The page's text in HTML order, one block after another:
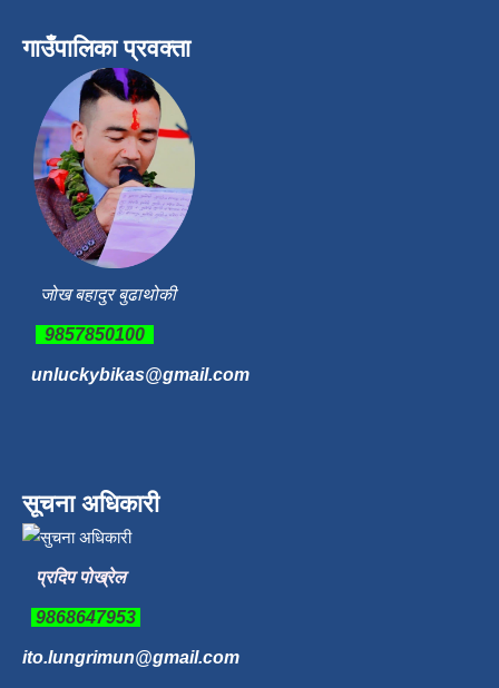
गाउँपालिका प्रवक्ता
जोख बहादुर बुढाथोकी
9857850100
unluckybikas@gmail.com
सूचना अधिकारी
प्रदिप पोख्रेल
9868647953
ito.lungrimun@gmail.com